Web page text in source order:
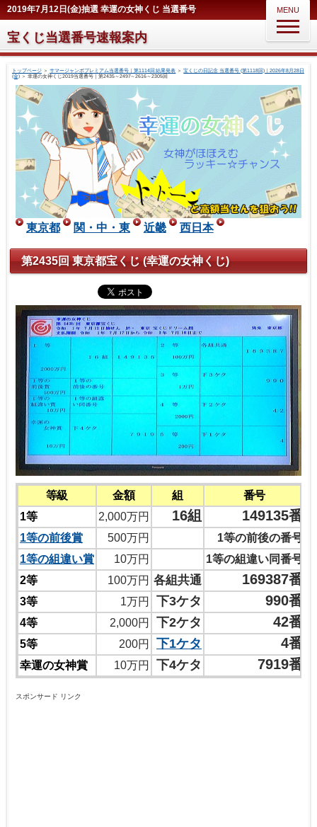
2019年7月12日(金)抽選 幸運の女神くじ 当選番号
宝くじ当選番号速報案内
MENU
トップページ＞ サマージャンボプレミアム当選番号｜第1114回 結果発表 ＞宝くじの日記念 当選番号 (第1118回)｜2026年8月28日
(金)＞ 幸運の女神くじ2019当選番号｜第2435～2497～2616～2305回
東京都 関・中・東 近畿 西日本
第2435回 東京都宝くじ (幸運の女神くじ)
等級 金額 組
番号
1等
2,000万円 16組 149135番
1等の前後賞 500万円
1等の前後の番号
1等の組違い賞
10万円
1等の組違い同番号
2等
100万円 各組共通 169387番
3等 1万円 下3ケタ 990番
4等 2,000円 下2ケタ 42番
5等 200円 下1ケタ 4番
幸運の女神賞 10万円 下4ケタ 7919番
スポンサード リンク